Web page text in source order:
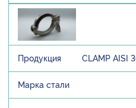
CLAMP AISI